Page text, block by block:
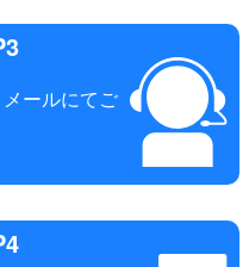
ールにてご